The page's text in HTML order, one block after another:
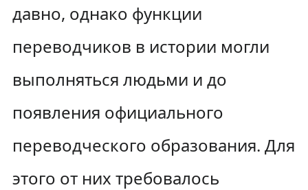
давно, однако функции
переводчиков в истории могли
выполняться людьми и до
появления официального
переводческого образования. Для
этого от них требовалось